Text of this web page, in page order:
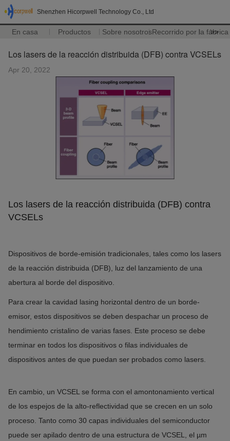
Shenzhen Hicorpwell Technology Co., Ltd
En casa Productos Sobre nosotrosRecorrido por la fábrica
>>
Los lasers de la reacción distribuida (DFB) contra VCSELs
Apr 20, 2022
Los lasers de la reacción distribuida (DFB) contra
VCSELs
Dispositivos de borde-emisión tradicionales, tales como los lasers
de la reacción distribuida (DFB), luz del lanzamiento de una
abertura al borde del dispositivo.
Para crear la cavidad lasing horizontal dentro de un borde-
emisor, estos dispositivos se deben despachar un proceso de
hendimiento cristalino de varias fases. Este proceso se debe
terminar en todos los dispositivos o filas individuales de
dispositivos antes de que puedan ser probados como lasers.
En cambio, un VCSEL se forma con el amontonamiento vertical
de los espejos de la alto-reflectividad que se crecen en un solo
proceso. Tanto como 30 capas individuales del semiconductor
puede ser apilado dentro de una estructura de VCSEL, el µm